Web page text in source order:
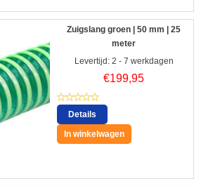
Zuigslang groen | 50 mm | 25
meter
Levertijd: 2 - 7 werkdagen
€199,95
Details
In winkelwagen